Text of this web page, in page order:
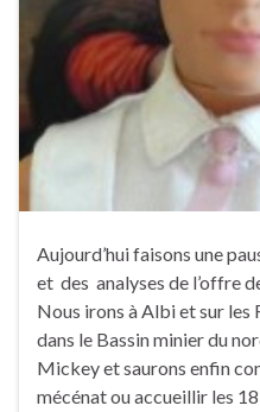
Aujourd’hui faisons une
et des analyses de l’offre
Nous irons à Albi et sur les
dans le Bassin minier du
Mickey et saurons enfin
mécénat ou accueillir les 18